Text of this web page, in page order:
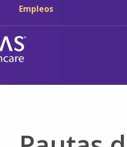
Ir al contenido principal
Ir a navegación
Empleos